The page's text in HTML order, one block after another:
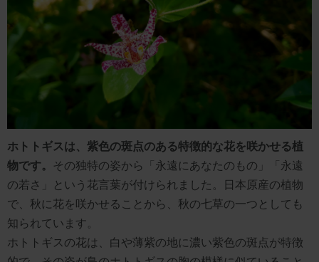
ホトトギスは、紫色の斑点のある特徴的な花を咲かせる植
物です。 その独特の姿から「永遠にあなたのもの」「永遠
の若さ」という花言葉が付けられました。日本原産の植物
で、秋に花を咲かせることから、秋の七草の一つとしても
知られています。
ホトトギスの花は、白や薄紫の地に濃い紫色の斑点が特徴